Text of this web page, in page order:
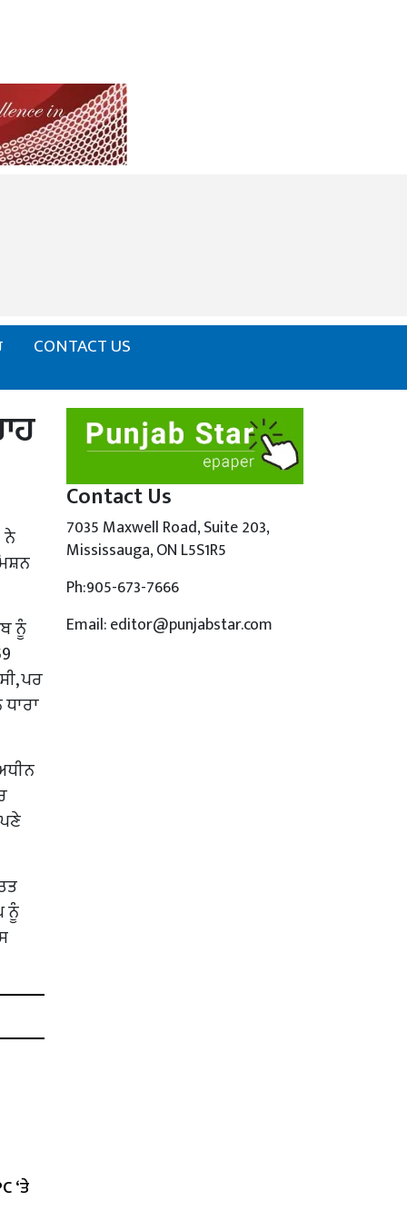
CONTACT US
ਨੇ
ਨੂੰ
ਪਰ
ਨੂੰ
‘ਤੇ
Contact Us
7035 Maxwell Road, Suite 203,
Mississauga, ON L5S1R5
Ph:905-673-7666
Email: editor@punjabstar.com